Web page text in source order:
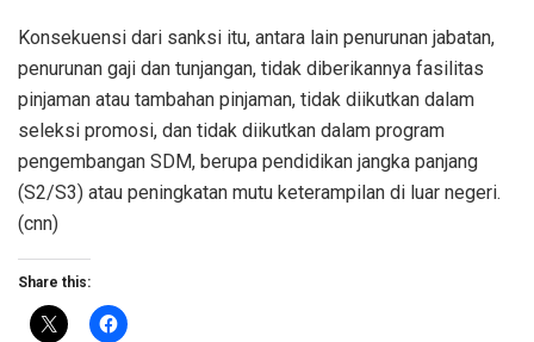
Konsekuensi dari sanksi itu, antara lain penurunan jabatan,
penurunan gaji dan tunjangan, tidak diberikannya fasilitas
pinjaman atau tambahan pinjaman, tidak diikutkan dalam
seleksi promosi, dan tidak diikutkan dalam program
pengembangan SDM, berupa pendidikan jangka panjang
(S2/S3) atau peningkatan mutu keterampilan di luar negeri.
(cnn)
Share this: